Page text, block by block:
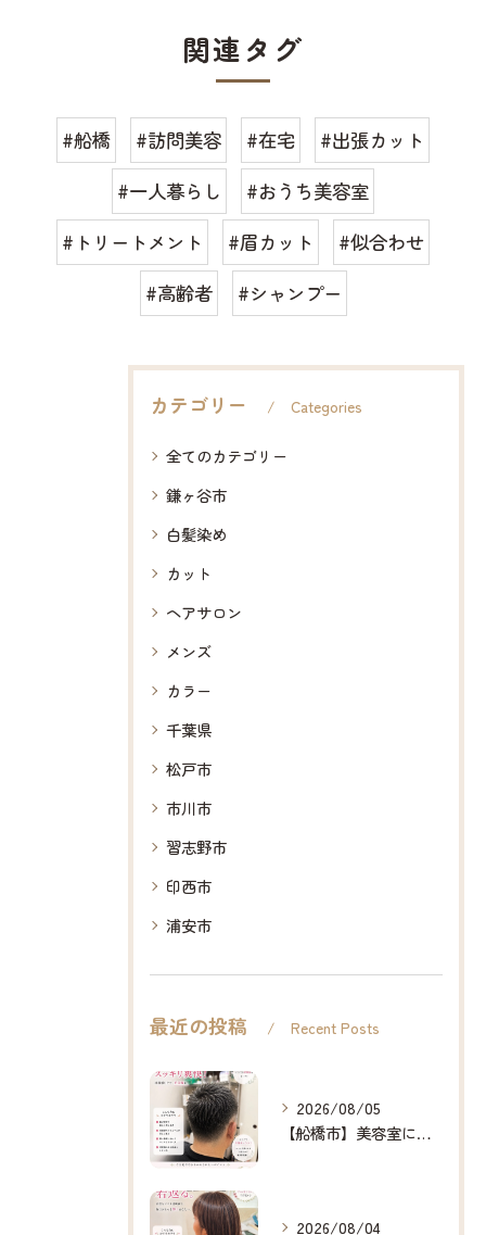
関連タグ
#船橋 #訪問美容 #在宅
#出張カット
#一人暮らし
#おうち美容室
#トリートメント
#眉カット
#似合わせ
#高齢者
#シャンプー
カテゴリー Categories
全てのカテゴリー
鎌ヶ谷市
白髪染め
カット
ヘアサロン
メンズ
カラー
千葉県
松戸市
市川市
習志野市
印西市
浦安市
最近の投稿 Recent Posts
2026/08/05
【船橋市】美容室に行けない…をなくしたい✂️✨
2026/08/04